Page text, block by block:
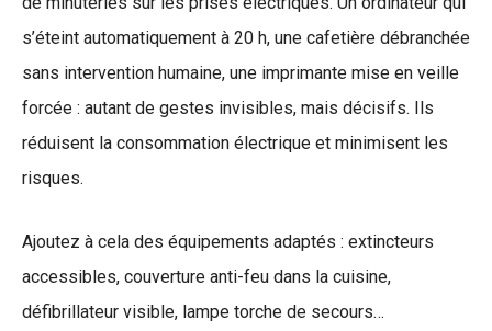
s’éteint automatiquement à 20 h, une cafetière débranchée
sans intervention humaine, une imprimante mise en veille
forcée : autant de gestes invisibles, mais décisifs. Ils
réduisent la consommation électrique et minimisent les
risques.
Ajoutez à cela des équipements adaptés : extincteurs
accessibles, couverture anti-feu dans la cuisine,
défibrillateur visible, lampe torche de secours…